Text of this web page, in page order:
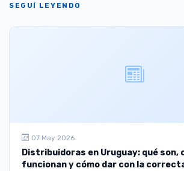
SEGUÍ LEYENDO
07 May 2026
Distribuidoras en Uruguay: qué son,
funcionan y cómo dar con la